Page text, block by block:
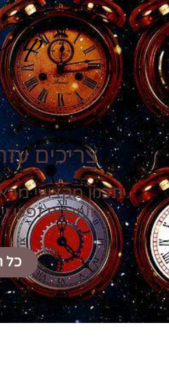
צריכים
תכנון מקצועי
ועוגמת נפש
כל